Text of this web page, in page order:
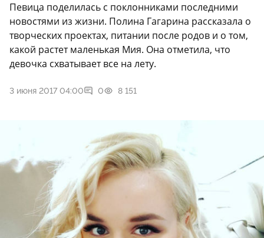
Певица поделилась с поклонниками последними
новостями из жизни. Полина Гагарина рассказала о
творческих проектах, питании после родов и о том,
какой растет маленькая Мия. Она отметила, что
девочка схватывает все на лету.
3 июня 2017 04:00 0 8 151